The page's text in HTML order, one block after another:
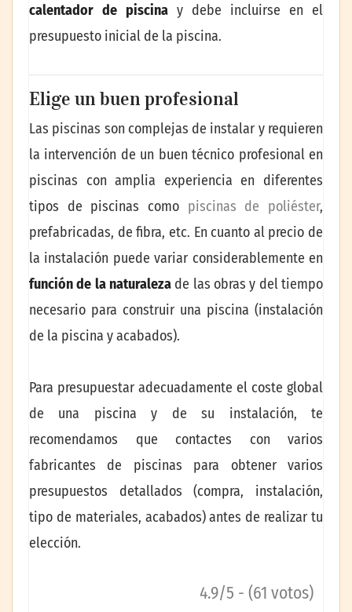
calentador de piscina y debe incluirse en el
presupuesto inicial de la piscina.
Elige un buen profesional
Las piscinas son complejas de instalar y requieren
la intervención de un buen técnico profesional en
piscinas con amplia experiencia en diferentes
tipos de piscinas como piscinas de poliéster,
prefabricadas, de fibra, etc. En cuanto al precio de
la instalación puede variar considerablemente en
función de la naturaleza de las obras y del tiempo
necesario para construir una piscina (instalación
de la piscina y acabados).
Para presupuestar adecuadamente el coste global
de una piscina y de su instalación, te
recomendamos que contactes con varios
fabricantes de piscinas para obtener varios
presupuestos detallados (compra, instalación,
tipo de materiales, acabados) antes de realizar tu
elección.
4.9/5 - (61 votos)